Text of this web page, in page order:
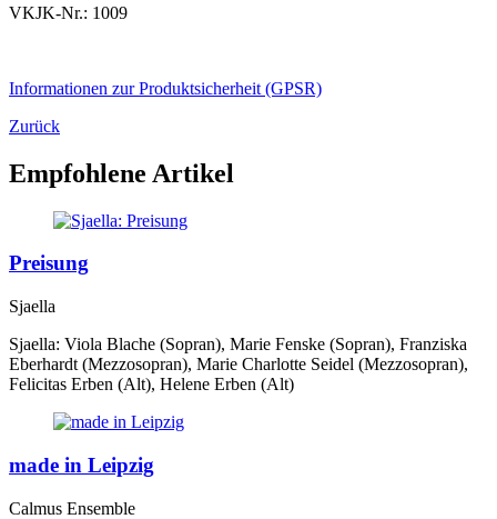
VKJK-Nr.: 1009
Informationen zur Produktsicherheit (GPSR)
Zurück
Empfohlene Artikel
Preisung
Sjaella
Sjaella: Viola Blache (Sopran), Marie Fenske (Sopran), Franziska
Eberhardt (Mezzosopran), Marie Charlotte Seidel (Mezzosopran),
Felicitas Erben (Alt), Helene Erben (Alt)
made in Leipzig
Calmus Ensemble